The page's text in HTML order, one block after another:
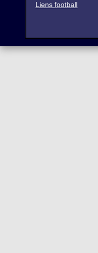
Liens football